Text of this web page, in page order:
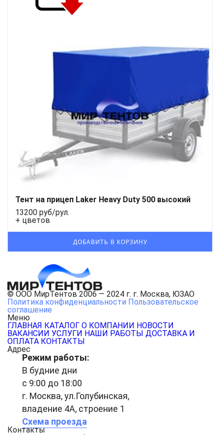
Тент на прицеп Laker Heavy Duty 500 высокий
13200 руб/рул.
+ цветов
© ООО МирТентов 2006 — 2024 г. г. Москва, ЮЗАО
Политика конфиденциальности Пользовательское
соглашение
Меню
ГЛАВНАЯ КАТАЛОГ О КОМПАНИИ НОВОСТИ
ВАКАНСИИ УСЛУГИ НАШИ РАБОТЫ ДОСТАВКА И
ОПЛАТА КОНТАКТЫ
Адрес
Режим работы:
В будние дни
с 9:00 до 18:00
г. Москва, ул.Голубинская,
владение 4А, строение 1
Схема проезда
Контакты